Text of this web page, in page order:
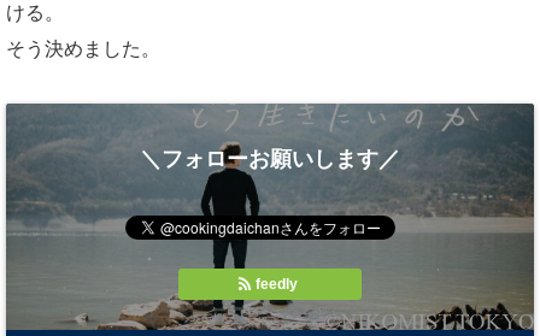
ける。
そう決めました。
＼フォローお願いします／
feedly